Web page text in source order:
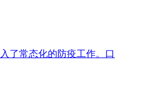
了常态化的防疫工作。口